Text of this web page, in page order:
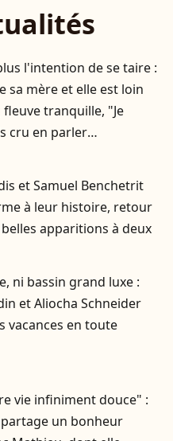
l'intention de se taire :
sa mère et elle est loin
tranquille, "Je
cru en parler
et Samuel Benchetrit
à leur histoire, retour
apparitions à deux
ni bassin grand luxe :
et Aliocha Schneider
vacances en toute
vie infiniment douce" :
un bonheur